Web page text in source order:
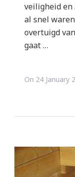
veiligheid
al snel
overtuigd
gaat …
On 24 January